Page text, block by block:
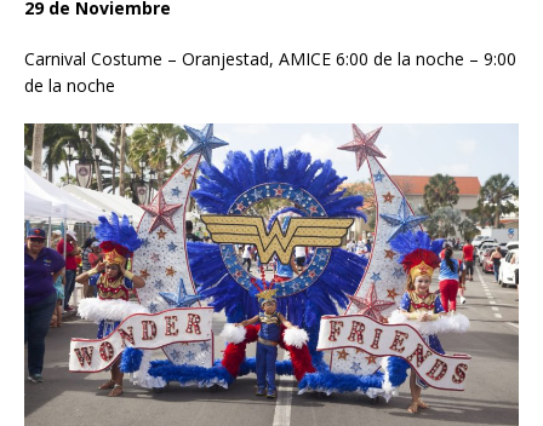
29 de Noviembre
Carnival Costume – Oranjestad, AMICE 6:00 de la noche – 9:00
de la noche